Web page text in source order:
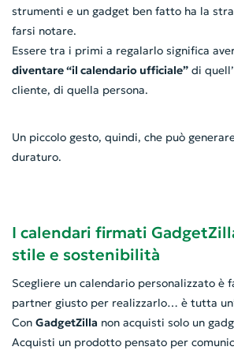
strumenti e un gadget ben fatto ha la
farsi notare.
Essere tra i primi a regalarlo significa
diventare “il calendario ufficiale” di
cliente, di quella persona.
Un piccolo gesto, quindi, che può
duraturo.
I calendari firmati
stile e sostenibilità
Scegliere un calendario personalizzato è
partner giusto per realizzarlo… è tutta
Con GadgetZilla non acquisti solo un
Acquisti un prodotto pensato per